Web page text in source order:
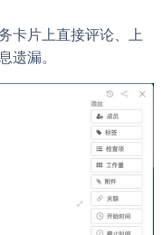
卡片上直接评论、上
遗漏。